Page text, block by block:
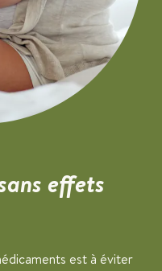
effets
est à éviter